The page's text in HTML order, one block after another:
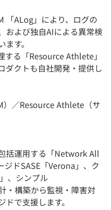
「ALog」により、ログの
および独自AIによる異常検
す。
する「Resource Athlete」
ダクトも自社開発・提供し
）／Resource Athlete（サ
括運用する「Network All
ドSASE「Verona」、ク
、シンプル
・構築から監視・障害対
で支援します。